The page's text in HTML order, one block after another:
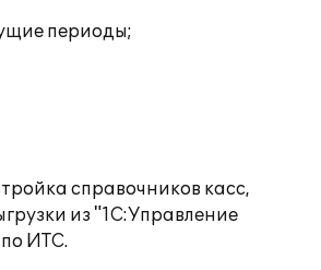
периоды;
справочников касс,
из "1С:Управление
ИТС.